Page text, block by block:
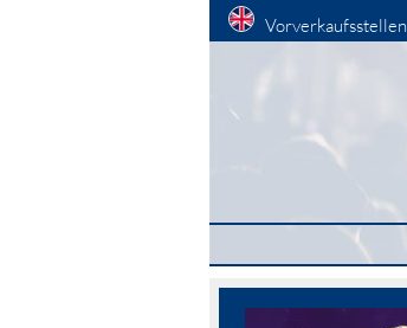
Vorverkaufsstellen